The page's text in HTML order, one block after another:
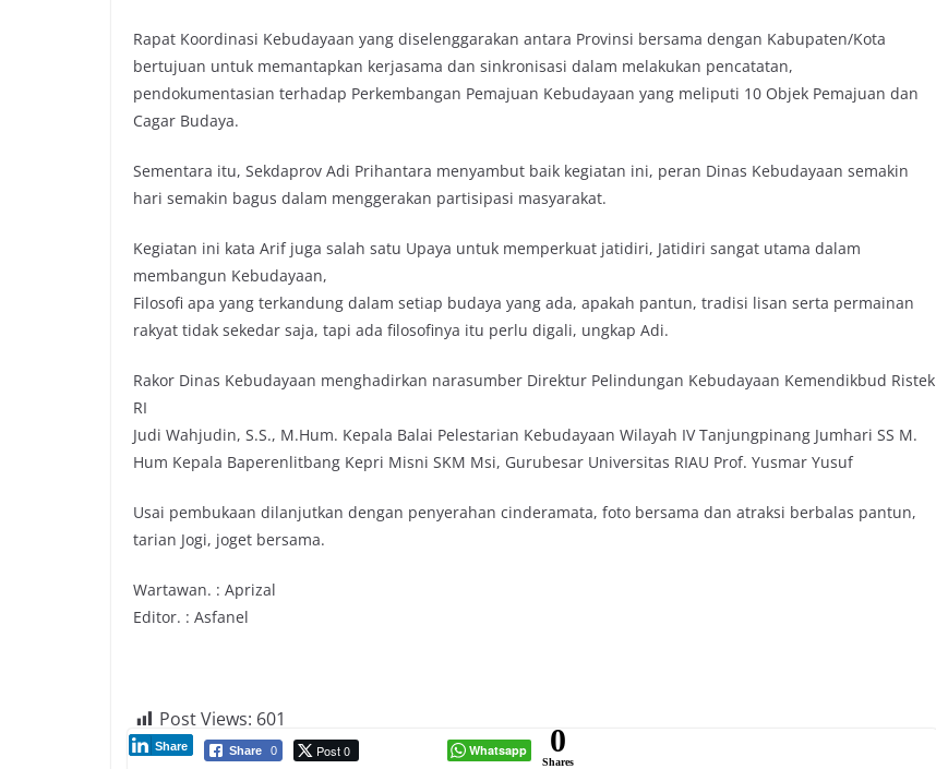
Rapat Koordinasi Kebudayaan yang diselenggarakan antara Provinsi bersama dengan Kabupaten/Kota
bertujuan untuk memantapkan kerjasama dan sinkronisasi dalam melakukan pencatatan,
pendokumentasian terhadap Perkembangan Pemajuan Kebudayaan yang meliputi 10 Objek Pemajuan dan
Cagar Budaya.
Sementara itu, Sekdaprov Adi Prihantara menyambut baik kegiatan ini, peran Dinas Kebudayaan semakin
hari semakin bagus dalam menggerakan partisipasi masyarakat.
Kegiatan ini kata Arif juga salah satu Upaya untuk memperkuat jatidiri, Jatidiri sangat utama dalam
membangun Kebudayaan,
Filosofi apa yang terkandung dalam setiap budaya yang ada, apakah pantun, tradisi lisan serta permainan
rakyat tidak sekedar saja, tapi ada filosofinya itu perlu digali, ungkap Adi.
Rakor Dinas Kebudayaan menghadirkan narasumber Direktur Pelindungan Kebudayaan Kemendikbud Ristek
RI
Judi Wahjudin, S.S., M.Hum. Kepala Balai Pelestarian Kebudayaan Wilayah IV Tanjungpinang Jumhari SS M.
Hum Kepala Baperenlitbang Kepri Misni SKM Msi, Gurubesar Universitas RIAU Prof. Yusmar Yusuf
Usai pembukaan dilanjutkan dengan penyerahan cinderamata, foto bersama dan atraksi berbalas pantun,
tarian Jogi, joget bersama.
Wartawan. : Aprizal
Editor. : Asfanel
Post Views: 601
Share 0 Post 0
Share Whatsapp 0
Shares